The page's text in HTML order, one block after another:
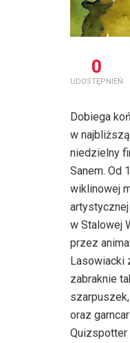
0
UDOSTĘPNIEŃ
Dobiega
w
niedzielny
Sanem. Od
wiklinowej
artystycznej
w Stalowej
przez
Lasowiacki
zabraknie
oraz